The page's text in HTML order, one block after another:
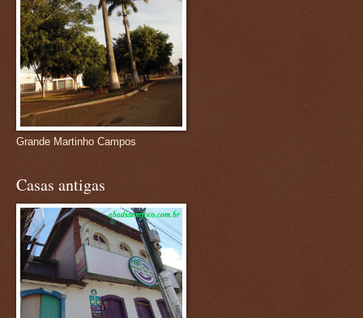
Grande Martinho Campos
Casas antigas